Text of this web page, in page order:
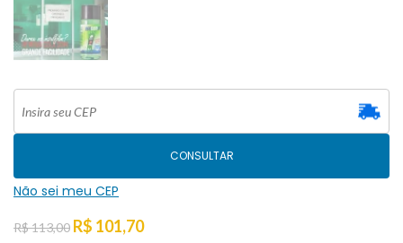
CONSULTAR
Não sei meu CEP
R$113,00 R$ 101,70